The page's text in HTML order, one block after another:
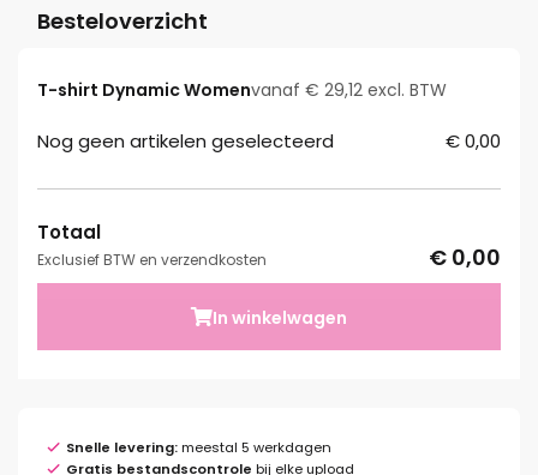
Besteloverzicht
T-shirt Dynamic Womenvanaf € 29,12 excl. BTW
Nog geen artikelen geselecteerd € 0,00
Totaal
Exclusief BTW en verzendkosten € 0,00
In winkelwagen
Snelle levering:meestal 5 werkdagen
Gratis bestandscontrole bij elke upload